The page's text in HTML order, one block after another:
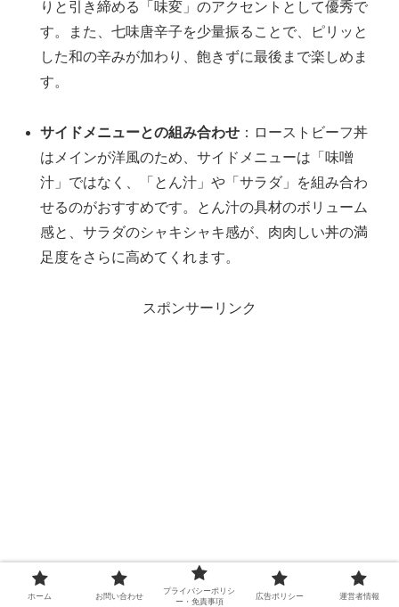
りと引き締める「味変」のアクセントとして優秀で
す。また、七味唐辛子を少量振ることで、ピリッと
した和の辛みが加わり、飽きずに最後まで楽しめま
す。
サイドメニューとの組み合わせ ：ローストビーフ丼
はメインが洋風のため、サイドメニューは「味噌
汁」ではなく、「とん汁」や「サラダ」を組み合わ
せるのがおすすめです。とん汁の具材のボリューム
感と、サラダのシャキシャキ感が、肉肉しい丼の満
足度をさらに高めてくれます。
スポンサーリンク
ホーム お問い合わせ
プライバシーポリシ
ー・免責事項
広告ポリシー 運営者情報